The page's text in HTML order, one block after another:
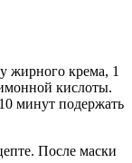
жирного крема, 1
кислоты.
минут подержать
После маски